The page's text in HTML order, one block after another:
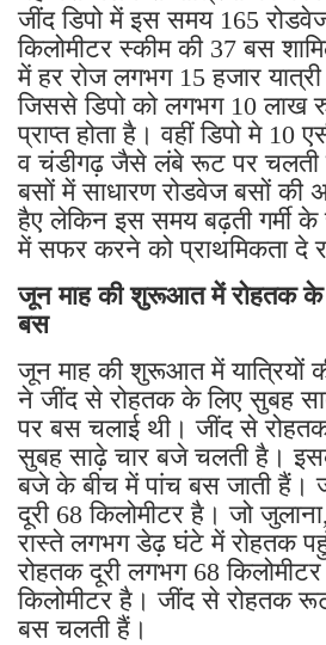
जींद डिपो में इस समय 165
किलोमीटर स्कीम की 37 बस
में हर रोज लगभग 15 हजार
जिससे डिपो को लगभग 10 लाख
प्राप्त होता है। वहीं डिपो मे 10
व चंडीगढ़ जैसे लंबे रूट पर चलती
बसों में साधारण रोडवेज बसों की
हैए लेकिन इस समय बढ़ती गर्मी
में सफर करने को प्राथमिकता दे
जून माह की शुरूआत में रोहतक के
बस
जून माह की शुरूआत में यात्रियों
ने जींद से रोहतक के लिए सुबह
पर बस चलाई थी। जींद से
सुबह साढ़े चार बजे चलती है।
बजे के बीच में पांच बस जाती हैं।
दूरी 68 किलोमीटर है। जो
रास्ते लगभग डेढ़ घंटे में रोहतक
रोहतक दूरी लगभग 68
किलोमीटर है। जींद से रोहतक
बस चलती हैं।